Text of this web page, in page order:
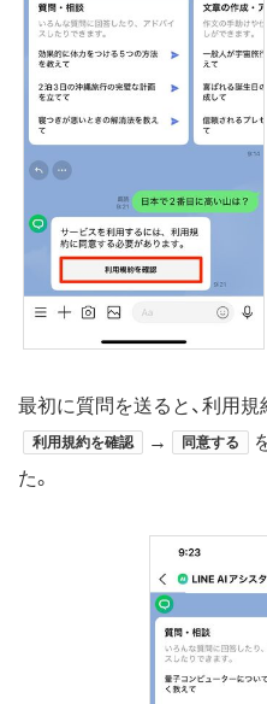
最初に質問を送ると、利用規
利用規約を確認 → 同意する
た。